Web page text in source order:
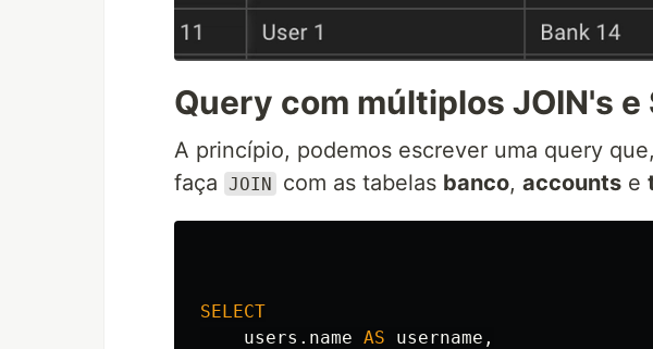
Query com múltiplos JOIN's e
A princípio, podemos escrever uma query
faça JOIN com as tabelas banco, accounts e
SELECT
users . name AS username ,